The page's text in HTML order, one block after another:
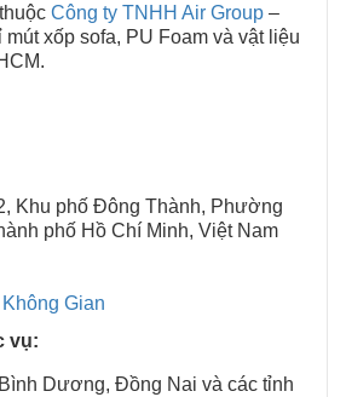
Công ty TNHH Air Group –
xốp sofa, PU Foam và vật liệu
Khu phố Đông Thành, Phường
phố Hồ Chí Minh, Việt Nam
Gian
vụ:
Dương, Đồng Nai và các tỉnh